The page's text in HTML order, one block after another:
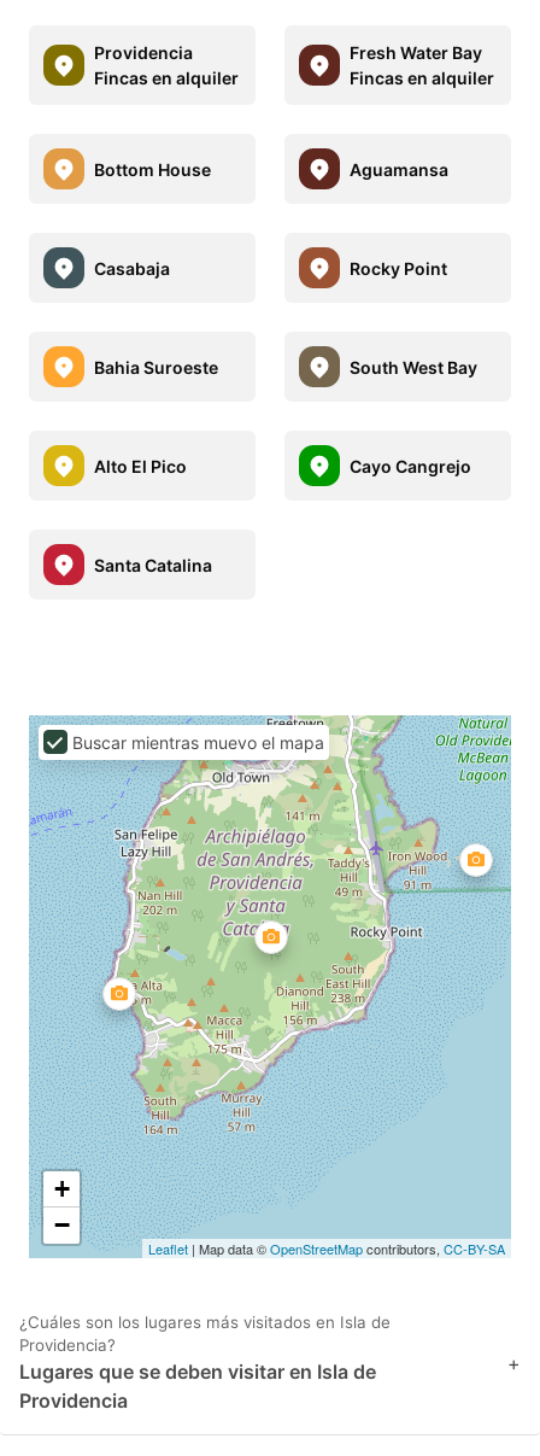
Providencia
Fincas en alquiler
Fresh Water Bay
Fincas en alquiler
Bottom House Aguamansa
Casabaja Rocky Point
Bahia Suroeste South West Bay
Alto El Pico Cayo Cangrejo
Santa Catalina
+
−
Leaflet | Map data ©OpenStreetMapcontributors, CC-BY-SA
Buscar mientras muevo el mapa
¿Cuáles son los lugares más visitados en Isla de
Providencia?
Lugares que se deben visitar en Isla de
Providencia
+